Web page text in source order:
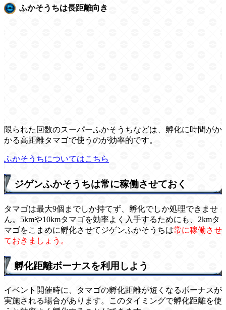
ふかそうちは長距離向き
限られた回数のスーパーふかそうちなどは、孵化に時間がか
かる高距離タマゴで使うのが効率的です。
ふかそうちについてはこちら
ジゲンふかそうちは常に稼働させておく
タマゴは最大9個までしか持てず、孵化でしか処理できませ
ん。5kmや10kmタマゴを効率よく入手するためにも、2kmタ
マゴをこまめに孵化させてジゲンふかそうちは常に稼働させ
ておきましょう。
孵化距離ボーナスを利用しよう
イベント開催時に、タマゴの孵化距離が短くなるボーナスが
実施される場合があります。このタイミングで孵化距離を使